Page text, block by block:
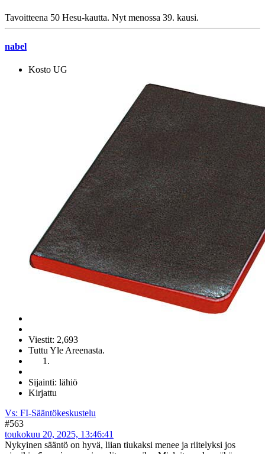
Tavoitteena 50 Hesu-kautta. Nyt menossa 39. kausi.
nabel
Kosto UG
Viestit: 2,693
Tuttu Yle Areenasta.
Sijainti: lähiö
Kirjattu
Vs: FI-Sääntökeskustelu
#563
toukokuu 20, 2025, 13:46:41
Nykyinen sääntö on hyvä, liian tiukaksi menee ja riitelyksi jos